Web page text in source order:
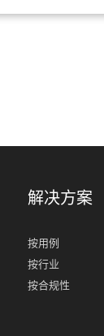
解决方案
按用例
按行业
按合规性